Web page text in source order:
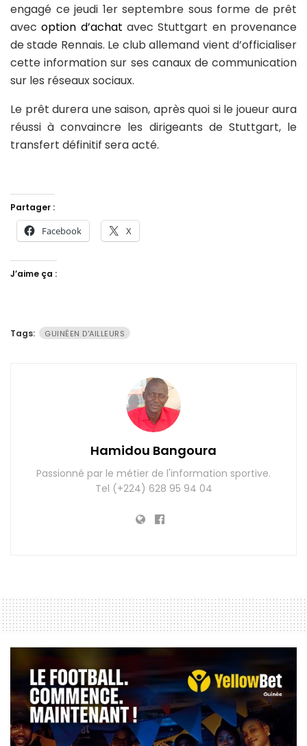
engagé ce jeudi 1er septembre sous forme de prêt
avecoption d’achat avec Stuttgart en provenance
de stade Rennais. Le club allemand vient d’officialiser
cette information sur ses canaux de communication
sur les réseaux sociaux.
Le prêt durera une saison, après quoi si le joueur aura
réussi à convaincre les dirigeants de Stuttgart, le
transfert définitif sera acté.
Partager :
Facebook X
J’aime ça :
Tags: GUINÉEN D'AILLEURS
Hamidou Bangoura
Passionné par le métier de l'information sportive.
Tel (+224) 628 95 94 04